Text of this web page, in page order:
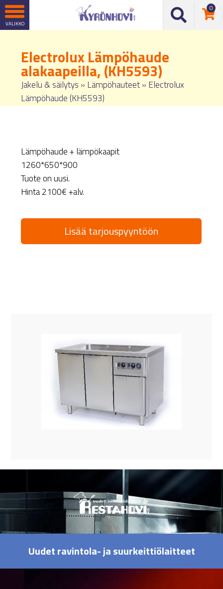
0
Electrolux Lämpöhaude
alakaapeilla, (KH5593)
Jakelu & säilytys » Lämpöhauteet» Electrolux
Lämpöhaude (KH5593)
Lämpöhaude + lämpökaapit
1260*650*900
Tuote on uusi.
Hinta 2100€ +alv.
Lisää tarjouspyyntöön
Uudet ravintola- ja suurkeittiölaitteet